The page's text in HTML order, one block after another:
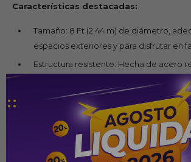
Características destacadas:
Tamaño: 8 Ft (2,44 m) de diámetro,
espacios exteriores y para disfrutar en
Estructura resistente: Hecha de acero
Red de seguridad: Incluye una red de
evitar caídas accidentales y asegurar el
Fácil de montar: Viene con instrucciones
relativamente fácil de ensamblar.